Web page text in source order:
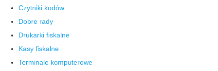
Czytniki kodów
Dobre rady
Drukarki fiskalne
Kasy fiskalne
Terminale komputerowe